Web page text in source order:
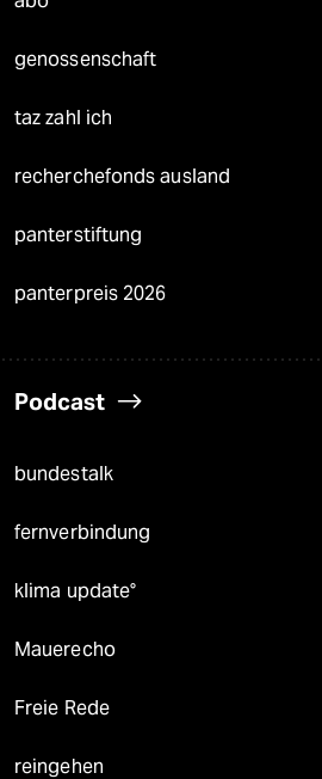
genossenschaft
taz zahl ich
recherchefonds ausland
panterstiftung
panterpreis 2026
Podcast
bundestalk
fernverbindung
klima update°
Mauerecho
Freie Rede
reingehen